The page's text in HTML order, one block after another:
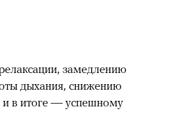
замедлению
дыхания, снижению
и в итоге — успешному